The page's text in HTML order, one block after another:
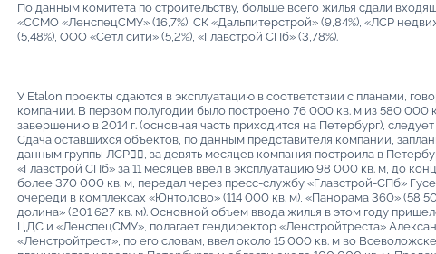
По данным комитета по строительству, больше всего жилья сдали
«ССМО «ЛенспецСМУ» (16,7%), СК «Дальпитерстрой» (9,84%), «ЛСР
(5,48%), ООО «Сетл сити» (5,2%), «Главстрой СПб» (3,78%).
У Etalon проекты сдаются в эксплуатацию в соответствии с планами,
компании. В первом полугодии было построено 76 000 кв. м из 580 000
завершению в 2014 г. (основная часть приходится на Петербург),
Сдача оставшихся объектов, по данным представителя компании,
данным группы ЛСР, за девять месяцев компания построила в
«Главстрой СПб» за 11 месяцев ввел в эксплуатацию 98 000 кв. м, до
более 370 000 кв. м, передал через пресс-службу «Главстрой-СПб»
очереди в комплексах «Юнтолово» (114 000 кв. м), «Панорама 360» (58
долина» (201 627 кв. м). Основной объем ввода жилья в этом году
ЦДС и «ЛенспецСМУ», полагает гендиректор «Ленстройтреста»
«Ленстройтрест», по его словам, ввел около 15 000 кв. м во